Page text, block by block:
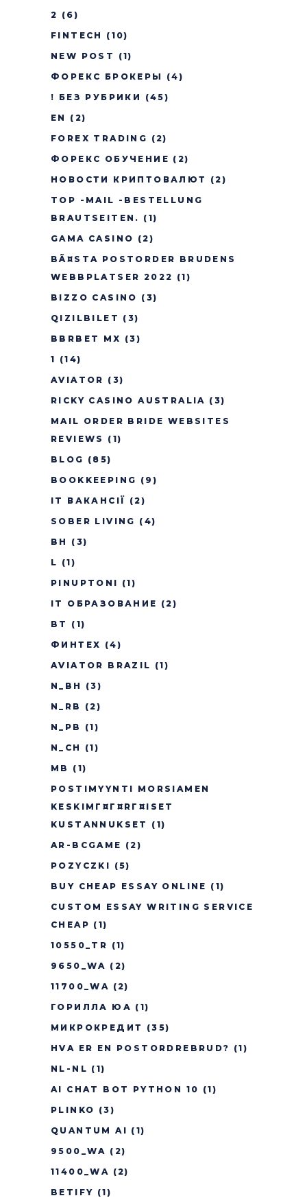
2 (6)
FINTECH
(10)
NEW POST
(1)
ФОРЕКС БРОКЕРЫ
(4)
! БЕЗ РУБРИКИ
(45)
EN
(2)
FOREX TRADING (2)
ФОРЕКС ОБУЧЕНИЕ (2)
НОВОСТИ КРИПТОВАЛЮТ
(2)
TOP -MAIL -BESTELLUNG
BRAUTSEITEN. (1)
GAMA CASINO (2)
BÃ¤STA POSTORDER BRUDENS
WEBBPLATSER 2022 (1)
BIZZO CASINO (3)
QIZILBILET (3)
BBRBET MX (3)
1 (14)
AVIATOR (3)
RICKY CASINO AUSTRALIA (3)
MAIL ORDER BRIDE WEBSITES
REVIEWS
(1)
BLOG (85)
BOOKKEEPING (9)
IT ВАКАНСІЇ
(2)
SOBER LIVING (4)
BH
(3)
L (1)
PINUPTONI (1)
IT ОБРАЗОВАНИЕ (2)
BT
(1)
ФИНТЕХ (4)
AVIATOR BRAZIL (1)
N_BH
(3)
N_RB
(2)
N_PB
(1)
N_CH
(1)
MB
(1)
POSTIMYYNTI MORSIAMEN
KESKIMГ¤Г¤RГ¤ISET
KUSTANNUKSET
(1)
AR-BCGAME (2)
POZYCZKI (5)
BUY CHEAP ESSAY ONLINE (1)
CUSTOM ESSAY WRITING SERVICE
CHEAP (1)
10550_TR (1)
9650_WA (2)
11700_WA (2)
ГОРИЛЛА ЮА (1)
МИКРОКРЕДИТ
(35)
HVA ER EN POSTORDREBRUD? (1)
NL-NL (1)
AI CHAT BOT PYTHON 10 (1)
PLINKO (3)
QUANTUM AI (1)
9500_WA (2)
11400_WA (2)
BETIFY (1)